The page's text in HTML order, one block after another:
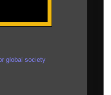
global society